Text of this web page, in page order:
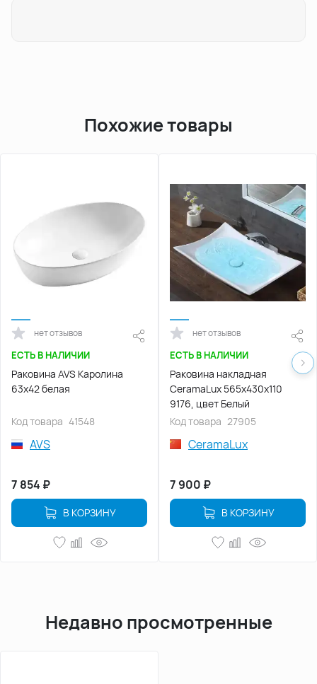
Похожие товары
нет отзывов
ЕСТЬ В НАЛИЧИИ
Раковина AVS Каролина
63х42 белая
Код товара 41548
AVS
7 854 ₽
В КОРЗИНУ
нет отзывов
ЕСТЬ В НАЛИЧИИ
Раковина накладная
CeramaLux 565х430х110
9176, цвет Белый
Код товара 27905
CeramaLux
7 900 ₽
В КОРЗИНУ
Недавно просмотренные